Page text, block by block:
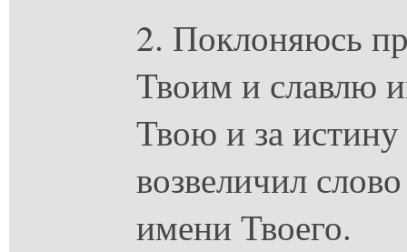
2. Поклоняюсь
Твоим и славлю
Твою и за
возвеличил
имени Твоего.